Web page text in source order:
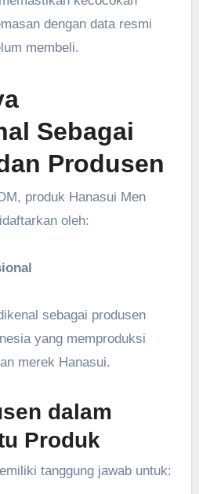
dengan data resmi
membeli.
Sebagai
Produsen
produk Hanasui Men
oleh:
sebagai produsen
yang memproduksi
merek Hanasui.
dalam
Produk
tanggung jawab untuk: